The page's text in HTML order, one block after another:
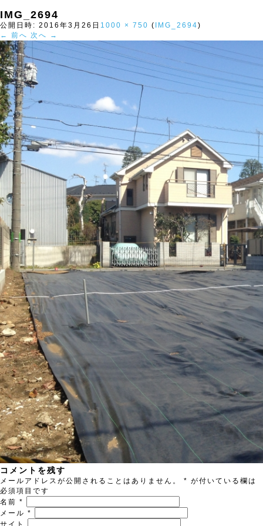
IMG_2694
公開日時: 2016年3月26日 1000 × 750 ( IMG_2694)
← 前へ 次へ →
コメントを残す
メールアドレスが公開されることはありません。 * が付いている欄は
必須項目です
名前 *
メール *
サイト